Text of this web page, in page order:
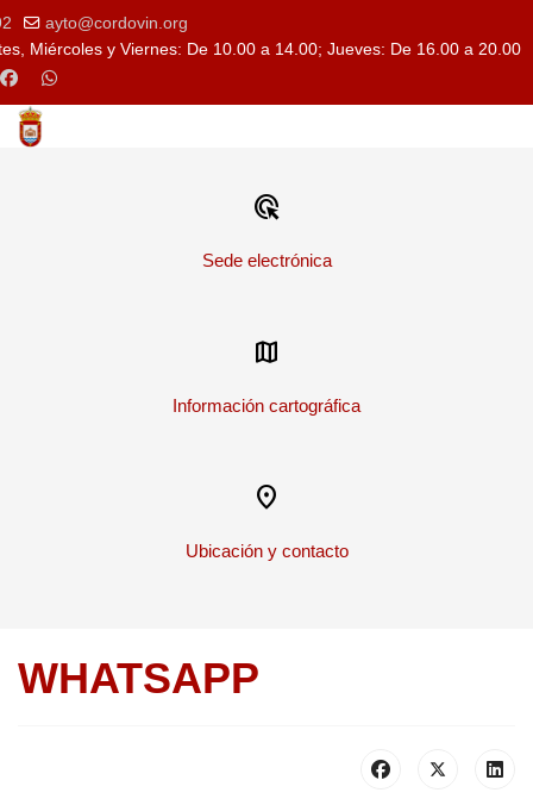
ayto@cordovin.org
Miércoles y Viernes: De 10.00 a 14.00; Jueves: De 16.00 a 20.00
ads_click
Sede electrónica
map
Información cartográfica
location_on
Ubicación y contacto
WHATSAPP